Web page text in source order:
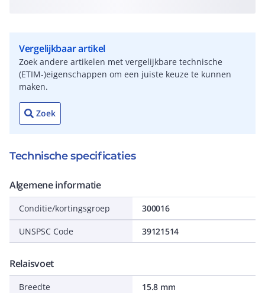
Vergelijkbaar artikel
Zoek andere artikelen met vergelijkbare technische
(ETIM-)eigenschappen om een juiste keuze te kunnen
maken.
Zoek
Technische specificaties
Algemene informatie
Conditie/kortingsgroep 300016
UNSPSC Code 39121514
Relaisvoet
Breedte
15.8 mm